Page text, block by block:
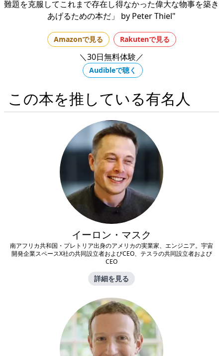
難題を克服してこれまで存在し得なかった偉大な物事を築き
あげるための本だ」 by Peter Thiel"
Amazonで見る Rakutenで見る
＼30日無料体験／
Audibleで聴く
この本を推している有名人
イーロン・マスク
南アフリカ共和国・プレトリア出身のアメリカの実業家、エンジニア。宇宙
開発企業スペースX社の共同設立者およびCEO、テスラの共同設立者および
CEO
詳細を見る